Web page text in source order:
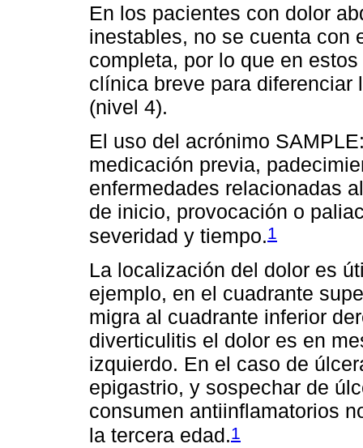
En los pacientes con dolor
inestables, no se cuenta con
completa, por lo que en
clínica breve para
(nivel 4).
El uso del acrónimo
medicación previa,
enfermedades relacionadas
de inicio, provocación o
severidad y tiempo.1
La localización del dolor es
ejemplo, en el cuadrante
migra al cuadrante inferior
diverticulitis el dolor es en
izquierdo. En el caso de
epigastrio, y sospechar de
consumen antiinflamatorios
la tercera edad.1